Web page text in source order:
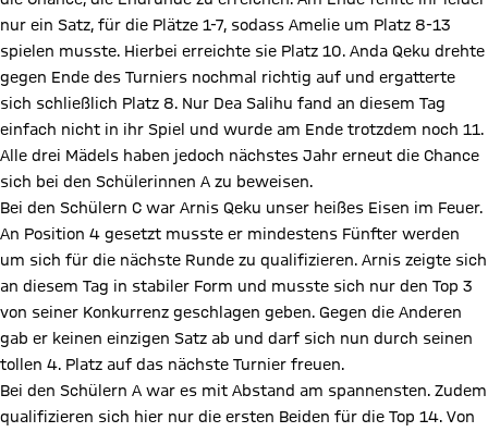
nur ein Satz, für die Plätze 1-7, sodass Amelie um Platz 8-13
spielen musste. Hierbei erreichte sie Platz 10. Anda Qeku drehte
gegen Ende des Turniers nochmal richtig auf und ergatterte
sich schließlich Platz 8. Nur Dea Salihu fand an diesem Tag
einfach nicht in ihr Spiel und wurde am Ende trotzdem noch 11.
Alle drei Mädels haben jedoch nächstes Jahr erneut die Chance
sich bei den Schülerinnen A zu beweisen.
Bei den Schülern C war Arnis Qeku unser heißes Eisen im Feuer.
An Position 4 gesetzt musste er mindestens Fünfter werden
um sich für die nächste Runde zu qualifizieren. Arnis zeigte sich
an diesem Tag in stabiler Form und musste sich nur den Top 3
von seiner Konkurrenz geschlagen geben. Gegen die Anderen
gab er keinen einzigen Satz ab und darf sich nun durch seinen
tollen 4. Platz auf das nächste Turnier freuen.
Bei den Schülern A war es mit Abstand am spannensten. Zudem
qualifizieren sich hier nur die ersten Beiden für die Top 14. Von